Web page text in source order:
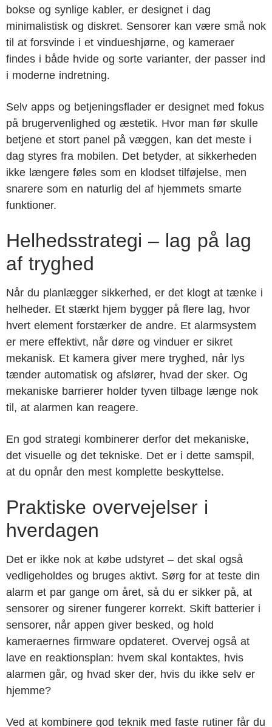
bokse og synlige kabler, er designet i dag
minimalistisk og diskret. Sensorer kan være små nok
til at forsvinde i et vindueshjørne, og kameraer
findes i både hvide og sorte varianter, der passer ind
i moderne indretning.
Selv apps og betjeningsflader er designet med fokus
på brugervenlighed og æstetik. Hvor man før skulle
betjene et stort panel på væggen, kan det meste i
dag styres fra mobilen. Det betyder, at sikkerheden
ikke længere føles som en klodset tilføjelse, men
snarere som en naturlig del af hjemmets smarte
funktioner.
Helhedsstrategi – lag på lag
af tryghed
Når du planlægger sikkerhed, er det klogt at tænke i
helheder. Et stærkt hjem bygger på flere lag, hvor
hvert element forstærker de andre. Et alarmsystem
er mere effektivt, når døre og vinduer er sikret
mekanisk. Et kamera giver mere tryghed, når lys
tænder automatisk og afslører, hvad der sker. Og
mekaniske barrierer holder tyven tilbage længe nok
til, at alarmen kan reagere.
En god strategi kombinerer derfor det mekaniske,
det visuelle og det tekniske. Det er i dette samspil,
at du opnår den mest komplette beskyttelse.
Praktiske overvejelser i
hverdagen
Det er ikke nok at købe udstyret – det skal også
vedligeholdes og bruges aktivt. Sørg for at teste din
alarm et par gange om året, så du er sikker på, at
sensorer og sirener fungerer korrekt. Skift batterier i
sensorer, når appen giver besked, og hold
kameraernes firmware opdateret. Overvej også at
lave en reaktionsplan: hvem skal kontaktes, hvis
alarmen går, og hvad sker der, hvis du ikke selv er
hjemme?
Ved at kombinere god teknik med faste rutiner får du